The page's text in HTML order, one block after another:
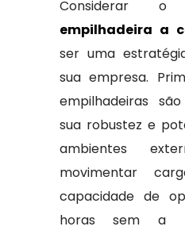
Considerar
empilhadeira a
ser uma
sua empresa.
empilhadeiras
sua robustez e
ambientes
movimentar
capacidade de
horas sem a